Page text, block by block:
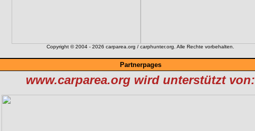
Copyright © 2004 - 2026 carparea.org / carphunter.org. Alle Rechte vorbehalten.
Partnerpages
www.carparea.org wird unterstützt von: